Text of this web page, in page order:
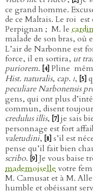
ce grand homme.
de ce Maltais. Le roi est
Perpignan ; M. le
malade de son bras, où
L’air de Narbonne est
force, il en sortira, ut
puriorem. [4] Pline
Hist. naturalis, cap. i, [5]
peculiare Narbonensis
gens, qui ont plus
commun, disent
credulus illis, [7] je sais
personnage est fort
valetudini, [8] s’il est
pense qu’il fait bien
scribo. [9] Je vous baise
mademoisellevotre
M. Camusat et à M.
humble et obéissant